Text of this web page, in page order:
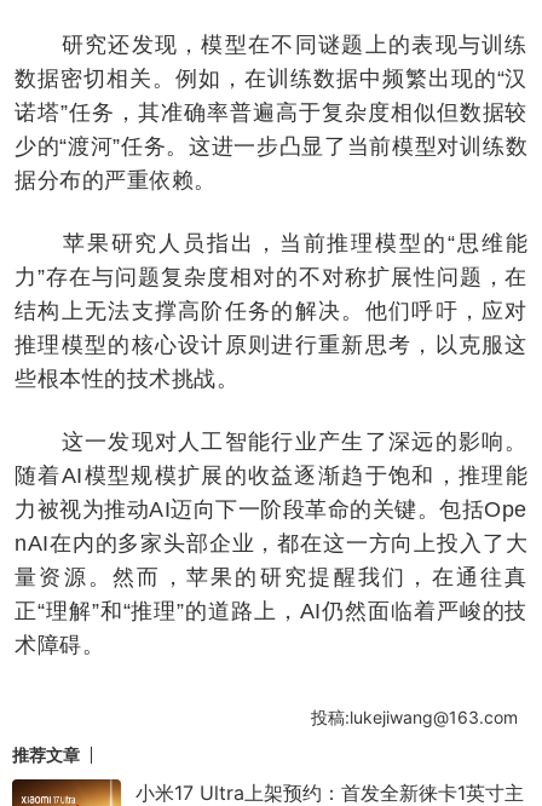
研究还发现，模型在不同谜题上的表现与训练
数据密切相关。例如，在训练数据中频繁出现的“汉
诺塔”任务，其准确率普遍高于复杂度相似但数据较
少的“渡河”任务。这进一步凸显了当前模型对训练数
据分布的严重依赖。
苹果研究人员指出，当前推理模型的“思维能
力”存在与问题复杂度相对的不对称扩展性问题，在
结构上无法支撑高阶任务的解决。他们呼吁，应对
推理模型的核心设计原则进行重新思考，以克服这
些根本性的技术挑战。
这一发现对人工智能行业产生了深远的影响。
随着AI模型规模扩展的收益逐渐趋于饱和，推理能
力被视为推动AI迈向下一阶段革命的关键。包括Ope
nAI在内的多家头部企业，都在这一方向上投入了大
量资源。然而，苹果的研究提醒我们，在通往真
正“理解”和“推理”的道路上，AI仍然面临着严峻的技
术障碍。
投稿:lukejiwang@163.com
推荐文章
小米17 Ultra上架预约：首发全新徕卡1英寸主